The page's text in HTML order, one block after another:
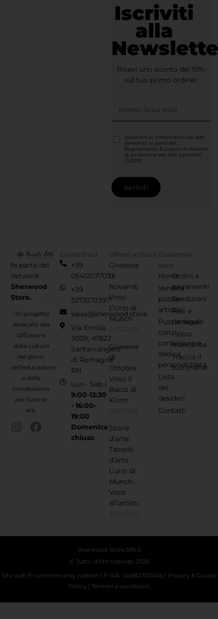
Iscriviti
alla
Ricevi uno sconto del 10%
sul tuo primo ordine!
Autorizzo al trattamento dei dati
personali ai sensi del
Regolamento Europeo in materia
di protezione dei dati personali
(GDPR)
fa parte del
network
Sherwood
Store.
Un progetto
dedicato alla
diffusione
della cultura
del gioco,
dell’educazione
e della
condivisione
per tutte le
età.
Contattaci
+39
0541207707
+39
3273272397
sales@sherwood.store
Via Emilia,
3009, 47822
Santarcangelo
di Romagna
RN
Lun - Sab |
9:00-12:30
- 16:00-
19:00
Domenica
chiuso
Ultimi articoli
Giveaway
di
Novembre:
Vinci
L’Urlo di
Munch
04/12/2025
Giveaway
di
Ottobre:
Vinci Il
Bacio di
Klimt
04/11/2025
Storie
d’arte:
Tasselli
d’arte
L’urlo di
Munch –
Voce
all’artista
30/10/2025
Customer
care
Home
Vendita
puzzle
artistici
Puzzle regalo
con
confezione e
dedica
personalizzata
Lista
dei
desideri
Contatti
Ordini e
pagamenti
Spedizioni
Resi e
rimborsi
Pezzo
mancante
Traccia il
tuo ordine
Sherwood Store SRLS
© Tutti i diritti riservati 2026
Sito web E-commerceby webmt | P.IVA: 04682720406 | Privacy & Cookie
Policy | Termini e condizioni